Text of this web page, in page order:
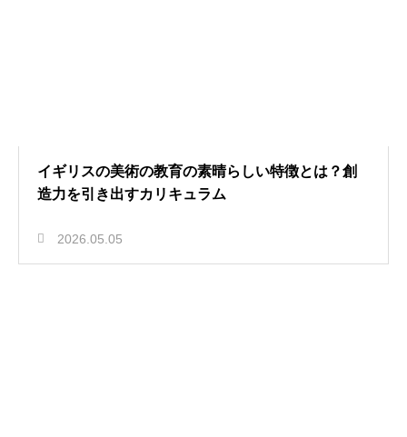
イギリスの美術の教育の素晴らしい特徴とは？創
造力を引き出すカリキュラム
2026.05.05